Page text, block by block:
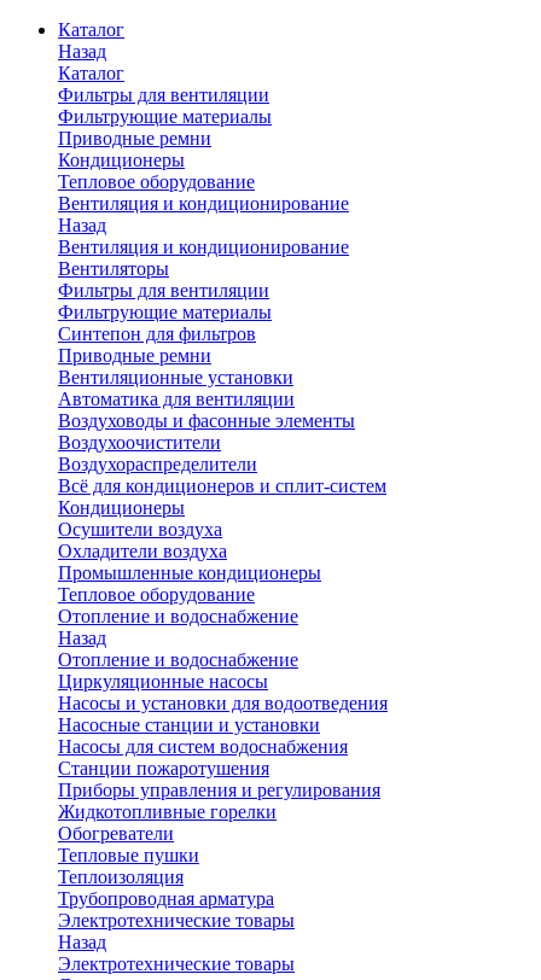
Каталог
Назад
Каталог
Фильтры для вентиляции
Фильтрующие материалы
Приводные ремни
Кондиционеры
Тепловое оборудование
Вентиляция и кондиционирование
Назад
Вентиляция и кондиционирование
Вентиляторы
Фильтры для вентиляции
Фильтрующие материалы
Синтепон для фильтров
Приводные ремни
Вентиляционные установки
Автоматика для вентиляции
Воздуховоды и фасонные элементы
Воздухоочистители
Воздухораспределители
Всё для кондиционеров и сплит-систем
Кондиционеры
Осушители воздуха
Охладители воздуха
Промышленные кондиционеры
Тепловое оборудование
Отопление и водоснабжение
Назад
Отопление и водоснабжение
Циркуляционные насосы
Насосы и установки для водоотведения
Насосные станции и установки
Насосы для систем водоснабжения
Станции пожаротушения
Приборы управления и регулирования
Жидкотопливные горелки
Обогреватели
Тепловые пушки
Теплоизоляция
Трубопроводная арматура
Электротехнические товары
Назад
Электротехнические товары